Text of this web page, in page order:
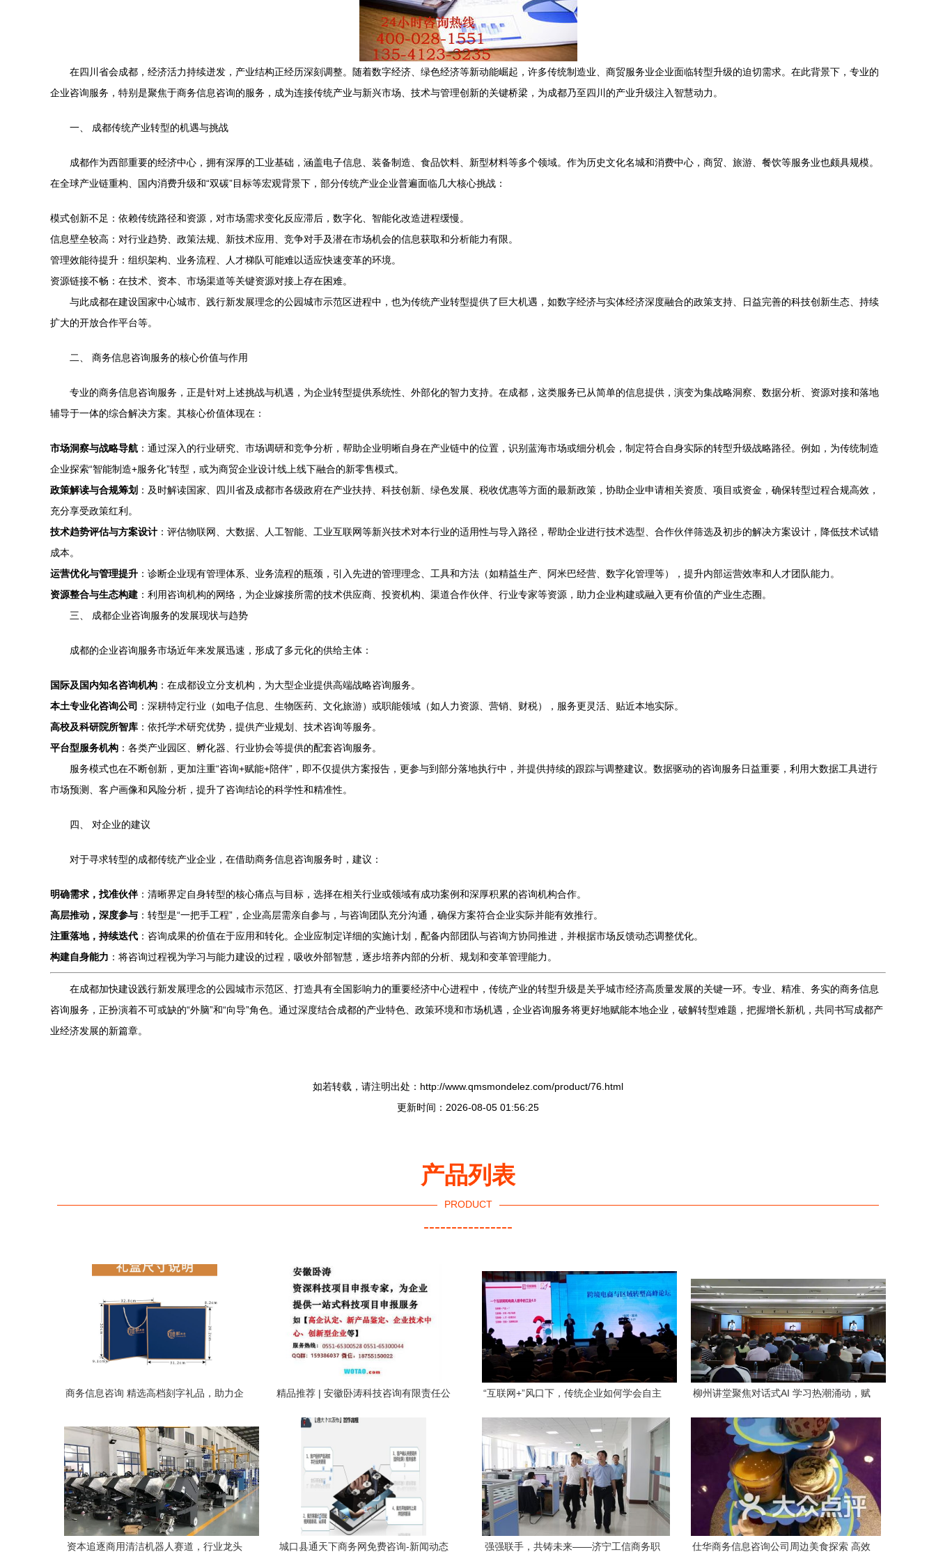
在四川省会成都，经济活力持续迸发，产业结构正经历深刻调整。随着数字经济、绿色经济等新动能崛起，许多传统制造业、商贸服务业企业面临转型升级的迫切需求。在此背景下，专业的
企业咨询服务，特别是聚焦于商务信息咨询的服务，成为连接传统产业与新兴市场、技术与管理创新的关键桥梁，为成都乃至四川的产业升级注入智慧动力。
一、 成都传统产业转型的机遇与挑战
成都作为西部重要的经济中心，拥有深厚的工业基础，涵盖电子信息、装备制造、食品饮料、新型材料等多个领域。作为历史文化名城和消费中心，商贸、旅游、餐饮等服务业也颇具规模。
在全球产业链重构、国内消费升级和“双碳”目标等宏观背景下，部分传统产业企业普遍面临几大核心挑战：
模式创新不足：依赖传统路径和资源，对市场需求变化反应滞后，数字化、智能化改造进程缓慢。
信息壁垒较高：对行业趋势、政策法规、新技术应用、竞争对手及潜在市场机会的信息获取和分析能力有限。
管理效能待提升：组织架构、业务流程、人才梯队可能难以适应快速变革的环境。
资源链接不畅：在技术、资本、市场渠道等关键资源对接上存在困难。
与此成都在建设国家中心城市、践行新发展理念的公园城市示范区进程中，也为传统产业转型提供了巨大机遇，如数字经济与实体经济深度融合的政策支持、日益完善的科技创新生态、持续
扩大的开放合作平台等。
二、 商务信息咨询服务的核心价值与作用
专业的商务信息咨询服务，正是针对上述挑战与机遇，为企业转型提供系统性、外部化的智力支持。在成都，这类服务已从简单的信息提供，演变为集战略洞察、数据分析、资源对接和落地
辅导于一体的综合解决方案。其核心价值体现在：
市场洞察与战略导航 ：通过深入的行业研究、市场调研和竞争分析，帮助企业明晰自身在产业链中的位置，识别蓝海市场或细分机会，制定符合自身实际的转型升级战略路径。例如，为传统制造
企业探索“智能制造+服务化”转型，或为商贸企业设计线上线下融合的新零售模式。
政策解读与合规筹划 ：及时解读国家、四川省及成都市各级政府在产业扶持、科技创新、绿色发展、税收优惠等方面的最新政策，协助企业申请相关资质、项目或资金，确保转型过程合规高效，
充分享受政策红利。
技术趋势评估与方案设计 ：评估物联网、大数据、人工智能、工业互联网等新兴技术对本行业的适用性与导入路径，帮助企业进行技术选型、合作伙伴筛选及初步的解决方案设计，降低技术试错
成本。
运营优化与管理提升 ：诊断企业现有管理体系、业务流程的瓶颈，引入先进的管理理念、工具和方法（如精益生产、阿米巴经营、数字化管理等），提升内部运营效率和人才团队能力。
资源整合与生态构建 ：利用咨询机构的网络，为企业嫁接所需的技术供应商、投资机构、渠道合作伙伴、行业专家等资源，助力企业构建或融入更有价值的产业生态圈。
三、 成都企业咨询服务的发展现状与趋势
成都的企业咨询服务市场近年来发展迅速，形成了多元化的供给主体：
国际及国内知名咨询机构 ：在成都设立分支机构，为大型企业提供高端战略咨询服务。
本土专业化咨询公司 ：深耕特定行业（如电子信息、生物医药、文化旅游）或职能领域（如人力资源、营销、财税），服务更灵活、贴近本地实际。
高校及科研院所智库 ：依托学术研究优势，提供产业规划、技术咨询等服务。
平台型服务机构 ：各类产业园区、孵化器、行业协会等提供的配套咨询服务。
服务模式也在不断创新，更加注重“咨询+赋能+陪伴”，即不仅提供方案报告，更参与到部分落地执行中，并提供持续的跟踪与调整建议。数据驱动的咨询服务日益重要，利用大数据工具进行
市场预测、客户画像和风险分析，提升了咨询结论的科学性和精准性。
四、 对企业的建议
对于寻求转型的成都传统产业企业，在借助商务信息咨询服务时，建议：
明确需求，找准伙伴：清晰界定自身转型的核心痛点与目标，选择在相关行业或领域有成功案例和深厚积累的咨询机构合作。
高层推动，深度参与 ：转型是“一把手工程”，企业高层需亲自参与，与咨询团队充分沟通，确保方案符合企业实际并能有效推行。
注重落地，持续迭代 ：咨询成果的价值在于应用和转化。企业应制定详细的实施计划，配备内部团队与咨询方协同推进，并根据市场反馈动态调整优化。
构建自身能力 ：将咨询过程视为学习与能力建设的过程，吸收外部智慧，逐步培养内部的分析、规划和变革管理能力。
在成都加快建设践行新发展理念的公园城市示范区、打造具有全国影响力的重要经济中心进程中，传统产业的转型升级是关乎城市经济高质量发展的关键一环。专业、精准、务实的商务信息
咨询服务，正扮演着不可或缺的“外脑”和“向导”角色。通过深度结合成都的产业特色、政策环境和市场机遇，企业咨询服务将更好地赋能本地企业，破解转型难题，把握增长新机，共同书写成都产
业经济发展的新篇章。
如若转载，请注明出处：http://www.qmsmondelez.com/product/76.html
更新时间：2026-08-05 01:56:25
产品列表
PRODUCT
----------------
商务信息咨询 精选高档刻字礼品，助力企
精品推荐 | 安徽卧涛科技咨询有限责任公
“互联网+”风口下，传统企业如何学会自主
柳州讲堂聚焦对话式AI 学习热潮涌动，赋
资本追逐商用清洁机器人赛道，行业龙头 城口县通天下商务网免费咨询-新闻动态 强强联手，共铸未来——济宁工信商务职 仕华商务信息咨询公司周边美食探索 高效